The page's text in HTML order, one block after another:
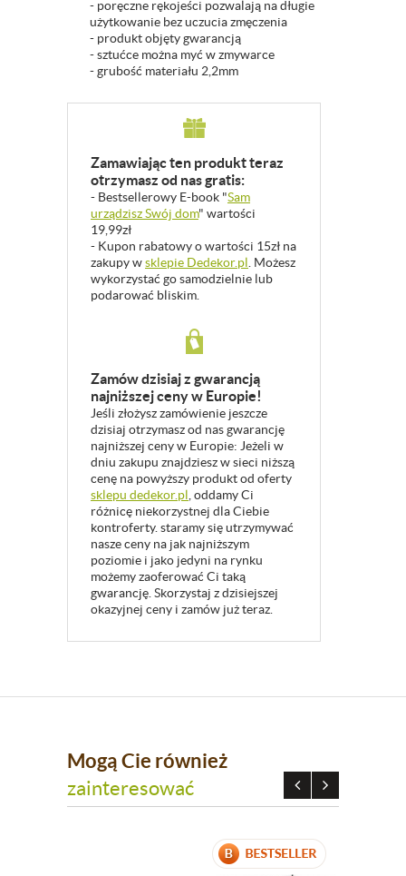
- poręczne rękojeści pozwalają na długie
użytkowanie bez uczucia zmęczenia
- produkt objęty gwarancją
- sztućce można myć w zmywarce
- grubość materiału 2,2mm
Zamawiając ten produkt teraz
otrzymasz od nas gratis:
- Bestsellerowy E-book "Sam
urządzisz Swój dom" wartości
19,99zł
- Kupon rabatowy o wartości 15zł na
zakupy wsklepie Dedekor.pl. Możesz
wykorzystać go samodzielnie lub
podarować bliskim.
Zamów dzisiaj z gwarancją
najniższej ceny w Europie!
Jeśli złożysz zamówienie jeszcze
dzisiaj otrzymasz od nas gwarancję
najniższej ceny w Europie: Jeżeli w
dniu zakupu znajdziesz w sieci niższą
cenę na powyższy produkt od oferty
sklepu dedekor.pl, oddamy Ci
różnicę niekorzystnej dla Ciebie
kontroferty. staramy się utrzymywać
nasze ceny na jak najniższym
poziomie i jako jedyni na rynku
możemy zaoferować Ci taką
gwarancję. Skorzystaj z dzisiejszej
okazyjnej ceny i zamów już teraz.
Mogą Cie również
zainteresować